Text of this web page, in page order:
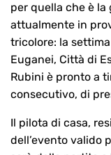
per quella che è la
attualmente in
tricolore: la
Euganei, Città di
Rubini è pronto a
consecutivo, di
Il pilota di casa,
dell’evento valido